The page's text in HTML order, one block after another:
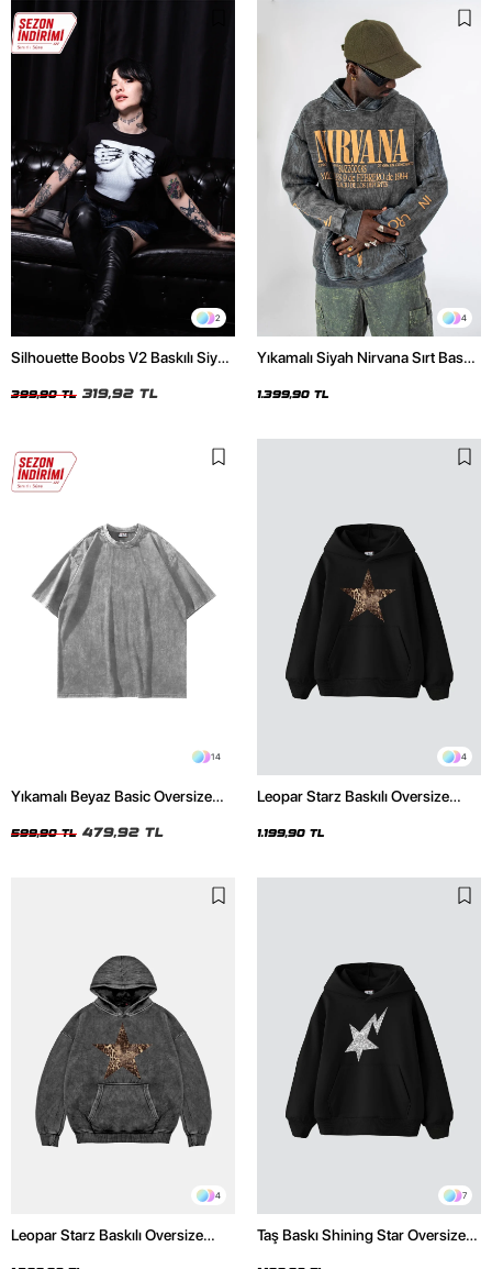
2
Silhouette Boobs V2 Baskılı Siyah
399,90 TL 319,92 TL
4
Yıkamalı Siyah Nirvana Sırt Baskılı
1.399,90 TL
14
Yıkamalı Beyaz Basic Oversize
599,90 TL 479,92 TL
4
Leopar Starz Baskılı Oversize
1.199,90 TL
4
Leopar Starz Baskılı Oversize
7
Taş Baskı Shining Star Oversize